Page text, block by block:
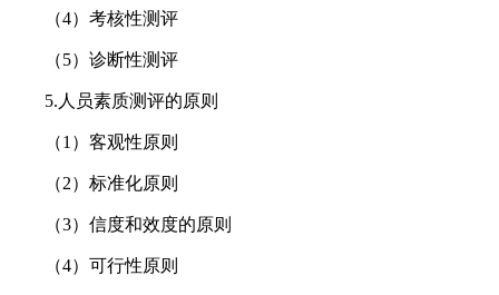
（4）考核性测评
（5）诊断性测评
5.人员素质测评的原则
（1）客观性原则
（2）标准化原则
（3）信度和效度的原则
（4）可行性原则